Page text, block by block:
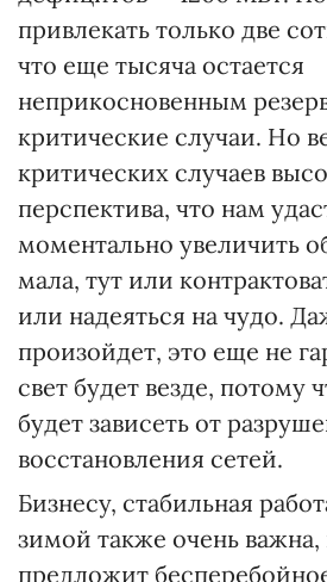
привлекать только две
что еще тысяча остается
неприкосновенным
критические случаи. Но
критических случаев
перспектива, что нам
моментально увеличить
мала, тут или
или надеяться на чудо.
произойдет, это еще не
свет будет везде, потому
будет зависеть от
восстановления сетей.
Бизнесу, стабильная
зимой также очень важна,
предложит